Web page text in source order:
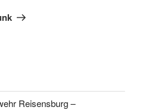
Reisensburg –